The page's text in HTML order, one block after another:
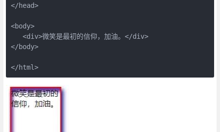
</head>
<body>
   <div>微笑是最初的信仰，加油。</div>
</body>
</html>